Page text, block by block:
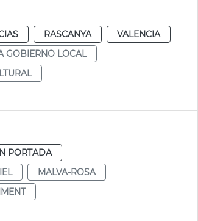
RASCANYA
VALENCIA
GOBIERNO LOCAL
PORTADA
MALVA-ROSA